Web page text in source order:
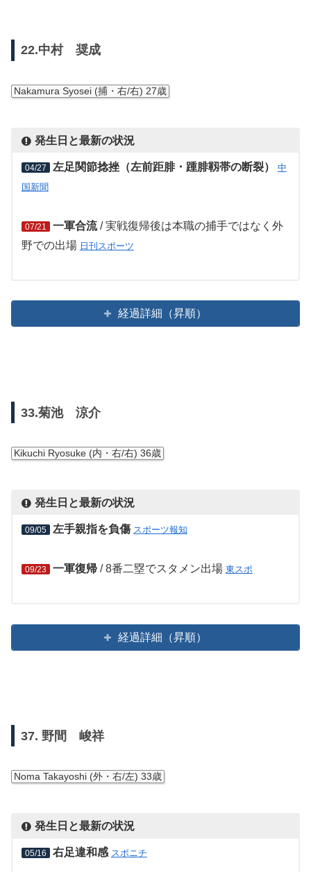
22.中村 奨成
Nakamura Syosei (捕・右/右) 27歳
発生日と最新の状況
04/27 左足関節捻挫（左前距腓・踵腓靱帯の断裂）
中
国新聞
07/21 一軍合流/ 実戦復帰後は本職の捕手ではなく外
野での出場 日刊スポーツ
経過詳細（昇順）
33.菊池 涼介
Kikuchi Ryosuke (内・右/右) 36歳
発生日と最新の状況
09/05 左手親指を負傷 スポーツ報知
09/23 一軍復帰/ 8番二塁でスタメン出場 東スポ
経過詳細（昇順）
37. 野間 峻祥
Noma Takayoshi (外・右/左) 33歳
発生日と最新の状況
05/16 右足違和感 スポニチ